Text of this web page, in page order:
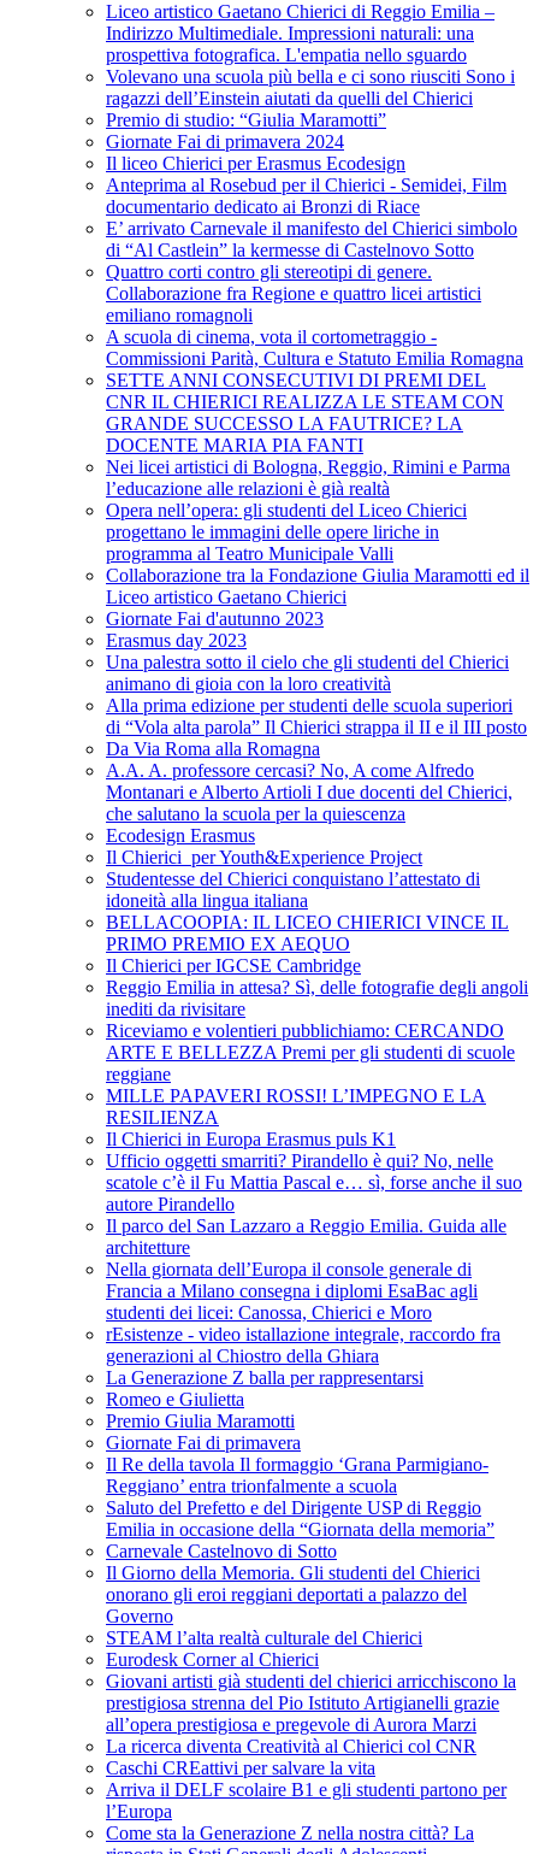
Liceo artistico Gaetano Chierici di Reggio Emilia –
Indirizzo Multimediale. Impressioni naturali: una
prospettiva fotografica. L'empatia nello sguardo
Volevano una scuola più bella e ci sono riusciti Sono i
ragazzi dell’Einstein aiutati da quelli del Chierici
Premio di studio: “Giulia Maramotti”
Giornate Fai di primavera 2024
Il liceo Chierici per Erasmus Ecodesign
Anteprima al Rosebud per il Chierici - Semidei, Film
documentario dedicato ai Bronzi di Riace
E’ arrivato Carnevale il manifesto del Chierici simbolo
di “Al Castlein” la kermesse di Castelnovo Sotto
Quattro corti contro gli stereotipi di genere.
Collaborazione fra Regione e quattro licei artistici
emiliano romagnoli
A scuola di cinema, vota il cortometraggio -
Commissioni Parità, Cultura e Statuto Emilia Romagna
SETTE ANNI CONSECUTIVI DI PREMI DEL
CNR IL CHIERICI REALIZZA LE STEAM CON
GRANDE SUCCESSO LA FAUTRICE? LA
DOCENTE MARIA PIA FANTI
Nei licei artistici di Bologna, Reggio, Rimini e Parma
l’educazione alle relazioni è già realtà
Opera nell’opera: gli studenti del Liceo Chierici
progettano le immagini delle opere liriche in
programma al Teatro Municipale Valli
Collaborazione tra la Fondazione Giulia Maramotti ed il
Liceo artistico Gaetano Chierici
Giornate Fai d'autunno 2023
Erasmus day 2023
Una palestra sotto il cielo che gli studenti del Chierici
animano di gioia con la loro creatività
Alla prima edizione per studenti delle scuola superiori
di “Vola alta parola” Il Chierici strappa il II e il III posto
Da Via Roma alla Romagna
A.A. A. professore cercasi? No, A come Alfredo
Montanari e Alberto Artioli I due docenti del Chierici,
che salutano la scuola per la quiescenza
Ecodesign Erasmus
Il Chierici per Youth&Experience Project
Studentesse del Chierici conquistano l’attestato di
idoneità alla lingua italiana
BELLACOOPIA: IL LICEO CHIERICI VINCE IL
PRIMO PREMIO EX AEQUO
Il Chierici per IGCSE Cambridge
Reggio Emilia in attesa? Sì, delle fotografie degli angoli
inediti da rivisitare
Riceviamo e volentieri pubblichiamo: CERCANDO
ARTE E BELLEZZA Premi per gli studenti di scuole
reggiane
MILLE PAPAVERI ROSSI! L’IMPEGNO E LA
RESILIENZA
Il Chierici in Europa Erasmus puls K1
Ufficio oggetti smarriti? Pirandello è qui? No, nelle
scatole c’è il Fu Mattia Pascal e… sì, forse anche il suo
autore Pirandello
Il parco del San Lazzaro a Reggio Emilia. Guida alle
architetture
Nella giornata dell’Europa il console generale di
Francia a Milano consegna i diplomi EsaBac agli
studenti dei licei: Canossa, Chierici e Moro
rEsistenze - video istallazione integrale, raccordo fra
generazioni al Chiostro della Ghiara
La Generazione Z balla per rappresentarsi
Romeo e Giulietta
Premio Giulia Maramotti
Giornate Fai di primavera
Il Re della tavola Il formaggio ‘Grana Parmigiano-
Reggiano’ entra trionfalmente a scuola
Saluto del Prefetto e del Dirigente USP di Reggio
Emilia in occasione della “Giornata della memoria”
Carnevale Castelnovo di Sotto
Il Giorno della Memoria. Gli studenti del Chierici
onorano gli eroi reggiani deportati a palazzo del
Governo
STEAM l’alta realtà culturale del Chierici
Eurodesk Corner al Chierici
Giovani artisti già studenti del chierici arricchiscono la
prestigiosa strenna del Pio Istituto Artigianelli grazie
all’opera prestigiosa e pregevole di Aurora Marzi
La ricerca diventa Creatività al Chierici col CNR
Caschi CREattivi per salvare la vita
Arriva il DELF scolaire B1 e gli studenti partono per
l’Europa
Come sta la Generazione Z nella nostra città? La